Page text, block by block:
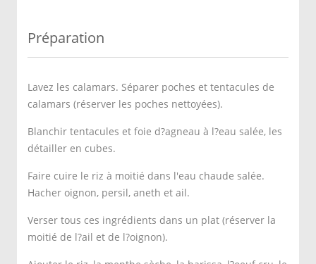
Préparation
Lavez les calamars. Séparer poches et tentacules de
calamars (réserver les poches nettoyées).
Blanchir tentacules et foie d?agneau à l?eau salée, les
détailler en cubes.
Faire cuire le riz à moitié dans l'eau chaude salée.
Hacher oignon, persil, aneth et ail.
Verser tous ces ingrédients dans un plat (réserver la
moitié de l?ail et de l?oignon).